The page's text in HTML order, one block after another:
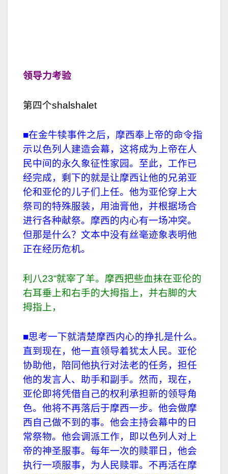
领导力考验
第四个shalshalet
■在金牛犊事件之后，摩西奉上帝的命令指
示以色列人建造会幕，这将成为上帝在人
民中间的永久象征性家园。至此，工作已
经完成，剩下的就是让摩西让他的兄弟亚
伦和亚伦的儿子们上任。他为亚伦穿上大
祭司的特殊服装，用油膏他，并根据场合
进行各种献祭。摩西的内心有一场冲突。
但那是什么？文本中没有丝毫迹象表明他
正在经历危机。
利八23“就宰了羊。摩西把些血抹在亚伦的
右耳垂上和右手的大拇指上，并右脚的大
拇指上，
■思考一下就清楚摩西内心的挣扎是什么。
直到现在，他一直领导着犹太人民。亚伦
协助他，陪同他执行对法老的任务，担任
他的发言人、助手和副手。然而，现在，
亚伦即将凭借自己的权利承担新的领导角
色。他将不再落后于摩西一步。他会做摩
西自己做不到的事。他会主持会幕中的日
常祭物。他会调派工作，即以色列人对上
帝的神圣服事。每年一次的赎罪日，他会
执行一项服事，为人民赎罪。不再活在摩